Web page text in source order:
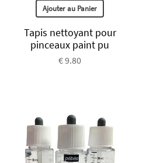
Ajouter au Panier
Tapis nettoyant pour
pinceaux paint pu
€ 9.80